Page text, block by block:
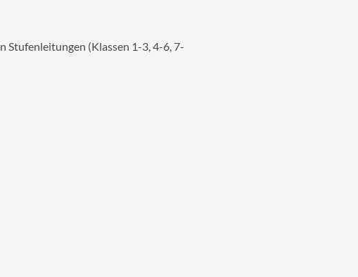
Stufenleitungen (Klassen 1-3, 4-6, 7-